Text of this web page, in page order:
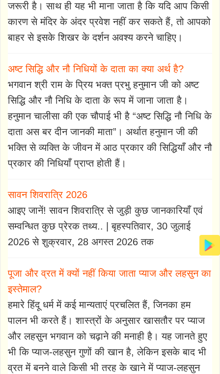
जरूरी है। साथ ही यह भी माना जाता है कि यदि आप किसी
कारण से मंदिर के अंदर प्रवेश नहीं कर सकते हैं, तो आपको
बाहर से इसके शिखर के दर्शन अवश्य करने चाहिए।
अष्ट सिद्धि और नौ निधियों के दाता का क्या अर्थ है?
भगवान श्री राम के प्रिय भक्त प्रभु हनुमान जी को अष्ट
सिद्धि और नौ निधि के दाता के रूप में जाना जाता है।
हनुमान चालीसा की एक चौपाई भी है “अष्ट सिद्धि नौ निधि के
दाता अस बर दीन जानकी माता”। अर्थात हनुमान जी की
भक्ति से व्यक्ति के जीवन में आठ प्रकार की सिद्धियाँ और नौ
प्रकार की निधियाँ प्राप्त होती हैं।
सावन शिवरात्रि 2026
आइए जानें! सावन शिवरात्रि से जुड़ी कुछ जानकारियाँ एवं
सम्वन्धित कुछ प्रेरक तथ्य.. | बृहस्पतिवार, 30 जुलाई
2026 से शुक्रवार, 28 अगस्त 2026 तक
पूजा और व्रत में क्यों नहीं किया जाता प्याज और लहसुन का
इस्तेमाल?
हमारे हिंदू धर्म में कई मान्यताएं प्रचलित हैं, जिनका हम
पालन भी करते हैं। शास्त्रों के अनुसार खासतौर पर प्याज
और लहसुन भगवान को चढ़ाने की मनाही है। यह जानते हुए
भी कि प्याज-लहसुन गुणों की खान है, लेकिन इसके बाद भी
व्रत में बनने वाले किसी भी तरह के खाने में प्याज-लहसुन